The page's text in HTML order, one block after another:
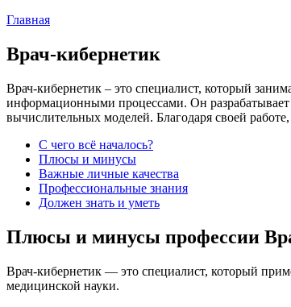
Главная
Врач-ки­бер­не­тик
Врач-кибернетик – это специалист, который
информационными процессами. Он
вычислительных моделей. Благодаря своей
С чего всё началось?
Плюсы и минусы
Важные личные качества
Профессиональные знания
Должен знать и уметь
Плюсы и минусы профессии
Врач-кибернетик — это специалист, который
медицинской науки.